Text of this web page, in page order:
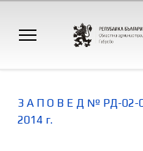
З А П О В Е Д № РД-02-
2014 г.